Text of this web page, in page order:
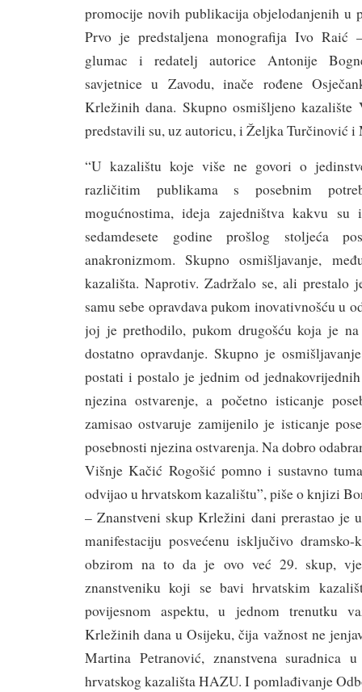
promocije novih publikacija objelodanjenih u
Prvo je predstaljena monografija Ivo Raić
glumac i redatelj autorice Antonije
savjetnice u Zavodu, inače rođene
Krležinih dana. Skupno osmišljeno kazalište
predstavili su, uz autoricu, i Željka Turčinović i
“U kazalištu koje više ne govori o
različitim publikama s posebnim
mogućnostima, ideja zajedništva kakvu su
sedamdesete godine prošlog stoljeća
anakronizmom. Skupno osmišljavanje,
kazališta. Naprotiv. Zadržalo se, ali prestalo
samu sebe opravdava pukom inovativnošću u
joj je prethodilo, pukom drugošću koja je
dostatno opravdanje. Skupno je
postati i postalo je jednim od
njezina ostvarenje, a početno isticanje
zamisao ostvaruje zamijenilo je isticanje
posebnosti njezina ostvarenja. Na dobro
Višnje Kačić Rogošić pomno i sustavno
odvijao u hrvatskom kazalištu”, piše o knjizi
– Znanstveni skup Krležini dani prerastao je
manifestaciju posvećenu isključivo dramsko-
obzirom na to da je ovo već 29. skup,
znanstveniku koji se bavi hrvatskim
povijesnom aspektu, u jednom trenutku
Krležinih dana u Osijeku, čija važnost ne
Martina Petranović, znanstvena suradnica
hrvatskog kazališta HAZU. I pomlađivanje